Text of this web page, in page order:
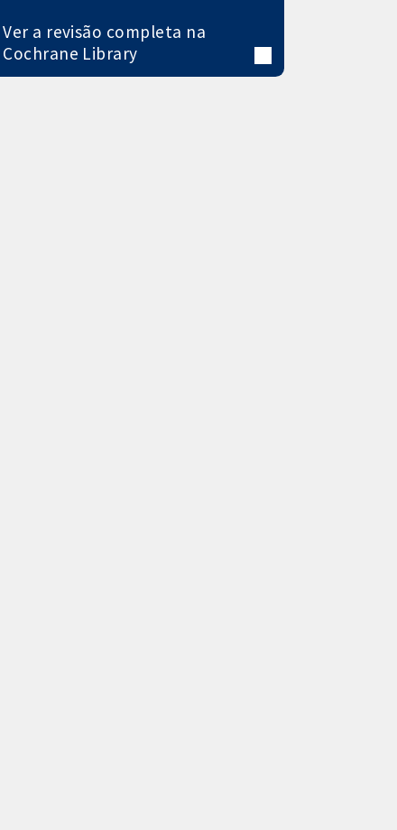
Ver a revisão completa na
Cochrane Library